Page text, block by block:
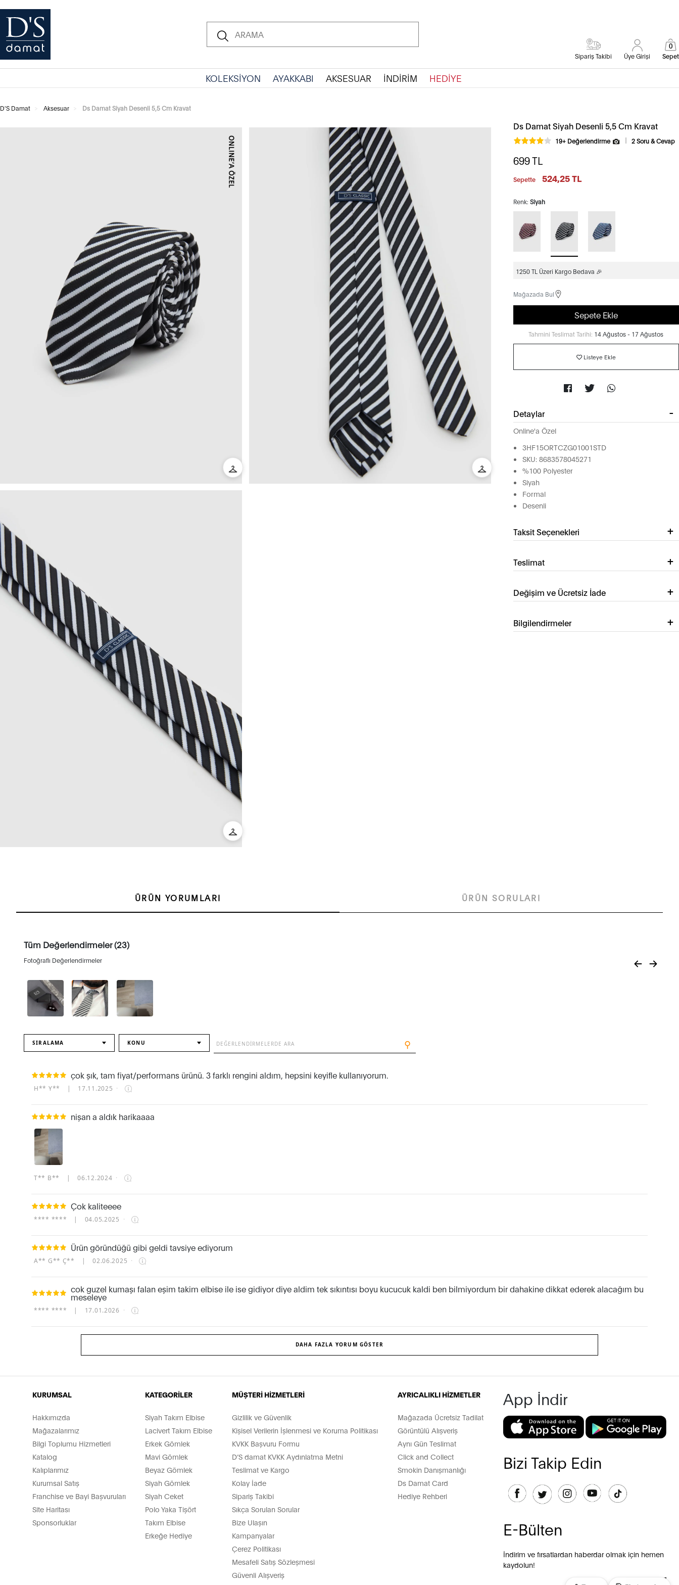
Sipariş Takibi Üye Girişi Sepet
0
KOLEKSİYON AYAKKABI AKSESUAR İNDİRİM HEDİYE
D'S Damat Aksesuar Ds Damat Siyah Desenli 5,5 Cm Kravat
Ds Damat Siyah Desenli 5,5 Cm Kravat
19+ Değerlendirme 2 Soru & Cevap
699TL
Sepette 524,25 TL
Renk: Siyah
1250 TL Üzeri Kargo Bedava 🎉
Mağazada Bul
Sepete Ekle
Tahmini Teslimat Tarihi: 14 Ağustos - 17 Ağustos
Listeye Ekle
Detaylar
Online'a Özel
3HF15ORTCZG01001STD
SKU: 8683578045271
%100 Polyester
Siyah
Formal
Desenli
Taksit Seçenekleri
Teslimat
Değişim ve Ücretsiz İade
Bilgilendirmeler
ÜRÜN YORUMLARI ÜRÜN SORULARI
Tüm Değerlendirmeler (23)
Fotoğraflı Değerlendirmeler
SIRALAMA KONU ⚲
çok şık, tam fiyat/performans ürünü. 3 farklı rengini aldım, hepsini keyifle kullanıyorum.
H** Y** | 17.11.2025 ·
nişan a aldık harikaaaa
T** B** | 06.12.2024 ·
Çok kaliteeee
**** **** | 04.05.2025 ·
Ürün göründüğü gibi geldi tavsiye ediyorum
A** G** Ç** | 02.06.2025 ·
cok guzel kumaşı falan eşim takim elbise ile ise gidiyor diye aldim tek sıkıntısı boyu kucucuk kaldi ben bilmiyordum bir dahakine dikkat ederek alacağım bu
meseleye
**** **** | 17.01.2026 ·
DAHA FAZLA YORUM GÖSTER
KURUMSAL
Hakkımızda
Mağazalarımız
Bilgi Toplumu Hizmetleri
Katalog
Kalıplarımız
Kurumsal Satış
Franchise ve Bayi Başvuruları
Site Haritası
Sponsorluklar
KATEGORİLER
Siyah Takım Elbise
Lacivert Takım Elbise
Erkek Gömlek
Mavi Gömlek
Beyaz Gömlek
Siyah Gömlek
Siyah Ceket
Polo Yaka Tişört
Takım Elbise
Erkeğe Hediye
MÜŞTERİ HİZMETLERİ
Gizlilik ve Güvenlik
Kişisel Verilerin İşlenmesi ve Koruma Politikası
KVKK Başvuru Formu
D’S damat KVKK Aydınlatma Metni
Teslimat ve Kargo
Kolay İade
Sipariş Takibi
Sıkça Sorulan Sorular
Bize Ulaşın
Kampanyalar
Çerez Politikası
Mesafeli Satış Sözleşmesi
Güvenli Alışveriş
AYRICALIKLI HİZMETLER
Mağazada Ücretsiz Tadilat
Görüntülü Alışveriş
Aynı Gün Teslimat
Click and Collect
Smokin Danışmanlığı
Ds Damat Card
Hediye Rehberi
App İndir
Bizi Takip Edin
E-Bülten
İndirim ve fırsatlardan haberdar olmak için hemen
kaydolun!